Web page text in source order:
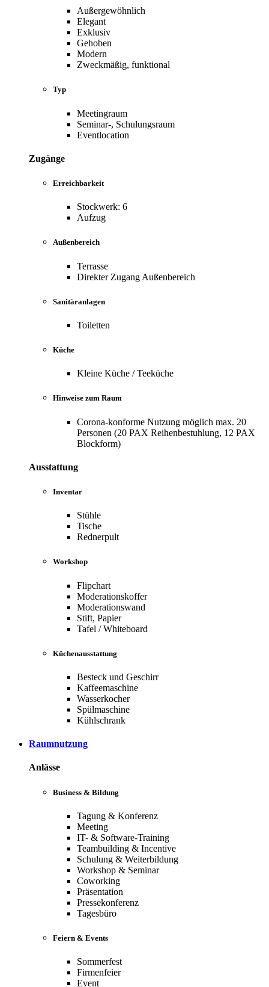
Außergewöhnlich
Elegant
Exklusiv
Gehoben
Modern
Zweckmäßig, funktional
Typ
Meetingraum
Seminar-, Schulungsraum
Eventlocation
Zugänge
Erreichbarkeit
Stockwerk: 6
Aufzug
Außenbereich
Terrasse
Direkter Zugang Außenbereich
Sanitäranlagen
Toiletten
Küche
Kleine Küche / Teeküche
Hinweise zum Raum
Corona-konforme Nutzung möglich max. 20
Personen (20 PAX Reihenbestuhlung, 12 PAX
Blockform)
Ausstattung
Inventar
Stühle
Tische
Rednerpult
Workshop
Flipchart
Moderationskoffer
Moderationswand
Stift, Papier
Tafel / Whiteboard
Küchenausstattung
Besteck und Geschirr
Kaffeemaschine
Wasserkocher
Spülmaschine
Kühlschrank
Raumnutzung
Anlässe
Business & Bildung
Tagung & Konferenz
Meeting
IT- & Software-Training
Teambuilding & Incentive
Schulung & Weiterbildung
Workshop & Seminar
Coworking
Präsentation
Pressekonferenz
Tagesbüro
Feiern & Events
Sommerfest
Firmenfeier
Event